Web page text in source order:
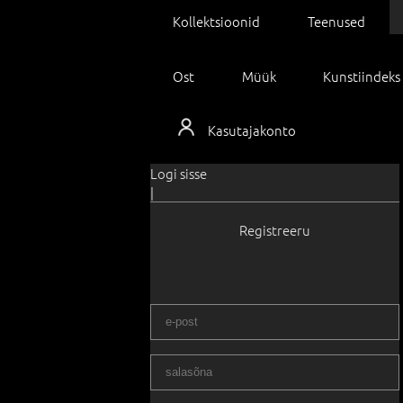
Kollektsioonid Teenused
Ost Müük Kunstiindeks
Kasutajakonto
Logi sisse
|
Registreeru